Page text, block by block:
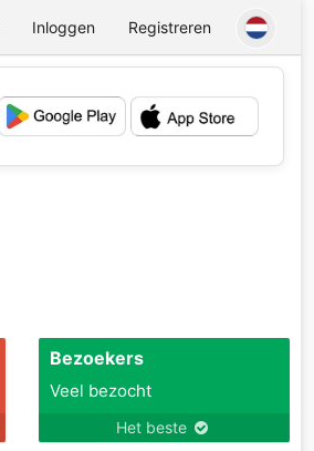
Inloggen Registreren
💕
Bezoekers
Veel bezocht
Het beste